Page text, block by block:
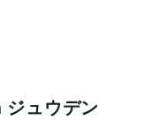
ュウデン